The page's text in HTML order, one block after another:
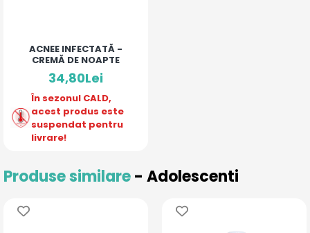
ACNEE INFECTATĂ -
CREMĂ DE NOAPTE
34,80Lei
În sezonul CALD,
acest produs este
suspendat pentru
livrare!
Produse similare- Adolescenti